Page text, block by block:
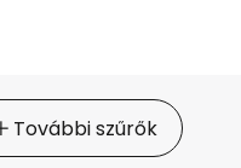
További szűrők